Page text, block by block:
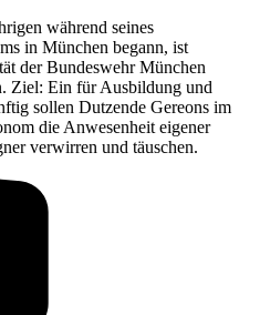
während seines
in München begann, ist
der Bundeswehr München
Ziel: Ein für Ausbildung und
sollen Dutzende Gereons im
die Anwesenheit eigener
verwirren und täuschen.